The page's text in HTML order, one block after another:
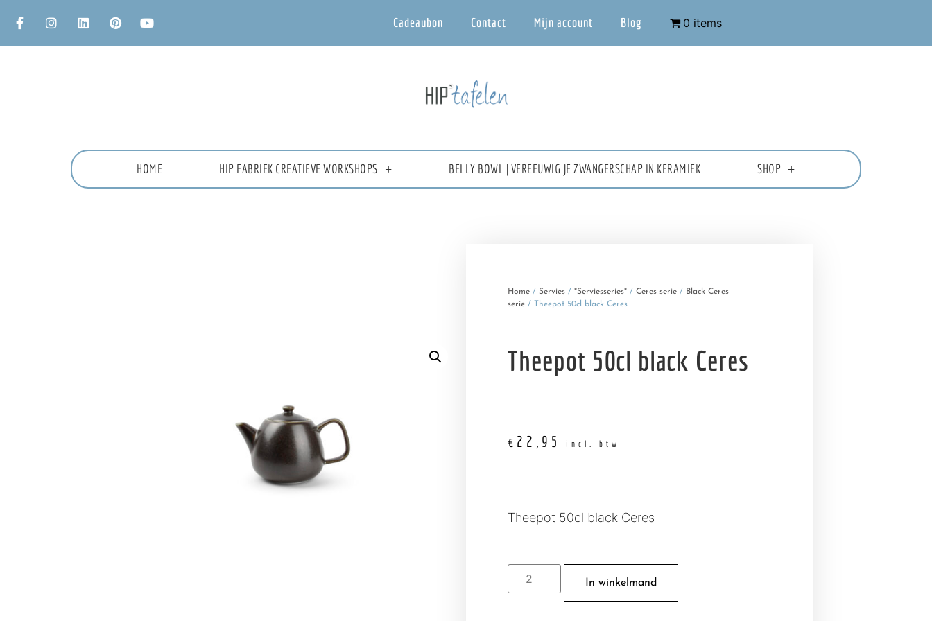
Cadeaubon Contact Mijn account Blog 0 items
HOME HIP FABRIEK CREATIEVE WORKSHOPS BELLY BOWL | VEREEUWIG JE ZWANGERSCHAP IN KERAMIEK SHOP
Home / Servies / *Serviesseries* / Ceres serie / Black Ceres
serie / Theepot 50cl black Ceres
Theepot 50cl black Ceres
€ 22,95 incl. btw
Theepot 50cl black Ceres
In winkelmand